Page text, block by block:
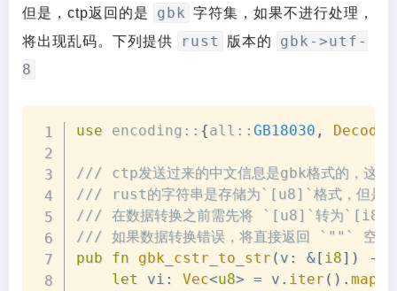
但是，ctp返回的是 gbk 字符集，如果不进行处理，
将出现乱码。下列提供
rust 版本的
gbk->utf-
8
use encoding :: {all :: GB18030 ,
/// ctp发送过来的中文信息是gbk格式的，这
/// rust的字符串是存储为`[u8]`格式，但是
/// 在数据转换之前需先将 `[u8]`转为`[i8]`
/// 如果数据转换错误，将直接返回 `""` 空
pub
fn gbk_cstr_to_str ( v : &[ i8] ) ->
let vi : Vec<u8> = v . iter ( ) . map